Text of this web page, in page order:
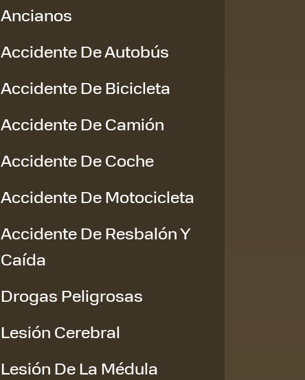
Ancianos
Accidente De Autobús
Accidente De Bicicleta
Accidente De Camión
Accidente De Coche
Accidente De Motocicleta
Accidente De Resbalón Y
Caída
Drogas Peligrosas
Lesión Cerebral
Lesión De La Médula